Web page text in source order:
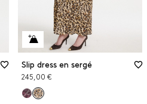
Slip dress en sergé
245,00 €